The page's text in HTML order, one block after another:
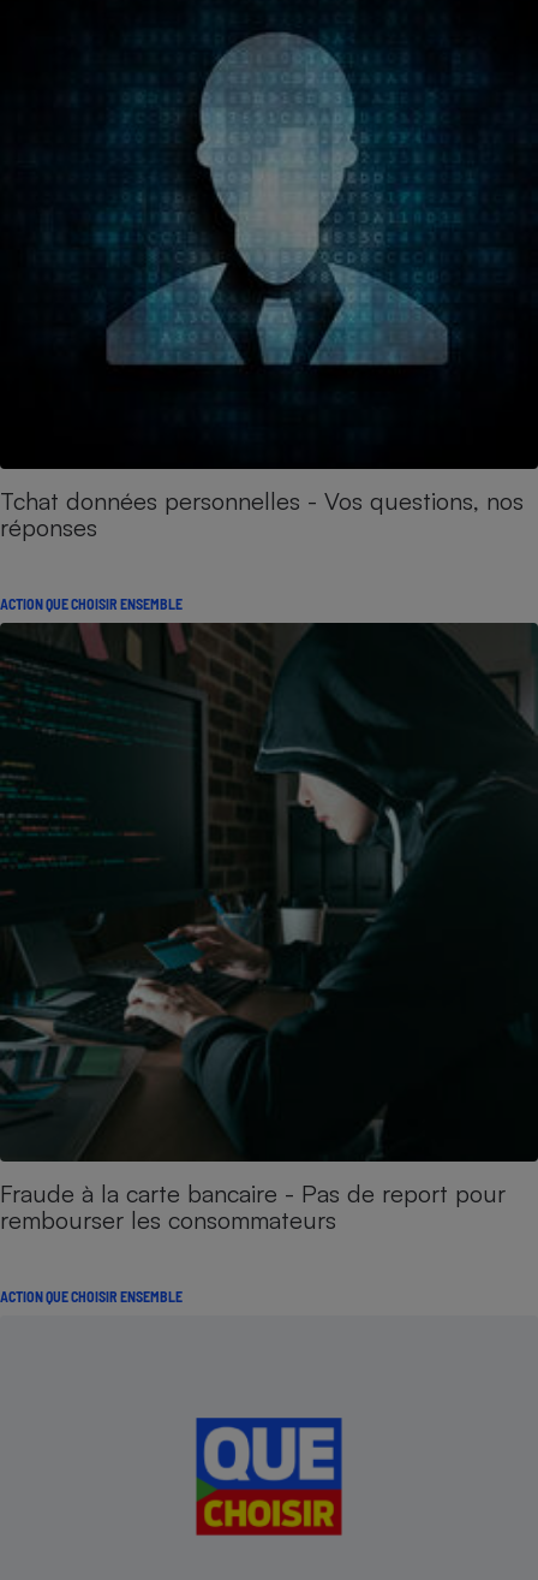
Tchat données personnelles - Vos questions, nos
réponses
ACTION QUE CHOISIR ENSEMBLE
Fraude à la carte bancaire - Pas de report pour
rembourser les consommateurs
ACTION QUE CHOISIR ENSEMBLE